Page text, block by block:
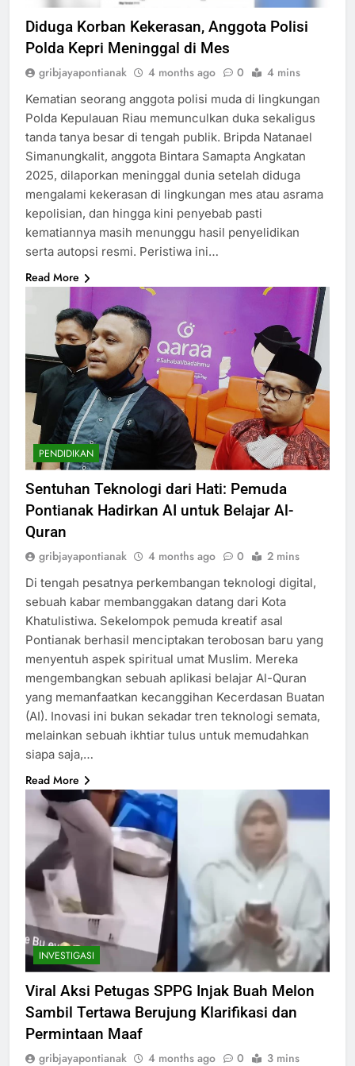
Diduga Korban Kekerasan, Anggota Polisi
Polda Kepri Meninggal di Mes
gribjayapontianak 4 months ago 0 4 mins
Kematian seorang anggota polisi muda di lingkungan
Polda Kepulauan Riau memunculkan duka sekaligus
tanda tanya besar di tengah publik. Bripda Natanael
Simanungkalit, anggota Bintara Samapta Angkatan
2025, dilaporkan meninggal dunia setelah diduga
mengalami kekerasan di lingkungan mes atau asrama
kepolisian, dan hingga kini penyebab pasti
kematiannya masih menunggu hasil penyelidikan
serta autopsi resmi. Peristiwa ini…
Read More
PENDIDIKAN
Sentuhan Teknologi dari Hati: Pemuda
Pontianak Hadirkan AI untuk Belajar Al-
Quran
gribjayapontianak 4 months ago 0 2 mins
Di tengah pesatnya perkembangan teknologi digital,
sebuah kabar membanggakan datang dari Kota
Khatulistiwa. Sekelompok pemuda kreatif asal
Pontianak berhasil menciptakan terobosan baru yang
menyentuh aspek spiritual umat Muslim. Mereka
mengembangkan sebuah aplikasi belajar Al-Quran
yang memanfaatkan kecanggihan Kecerdasan Buatan
(AI). Inovasi ini bukan sekadar tren teknologi semata,
melainkan sebuah ikhtiar tulus untuk memudahkan
siapa saja,…
Read More
INVESTIGASI
Viral Aksi Petugas SPPG Injak Buah Melon
Sambil Tertawa Berujung Klarifikasi dan
Permintaan Maaf
gribjayapontianak 4 months ago 0 3 mins